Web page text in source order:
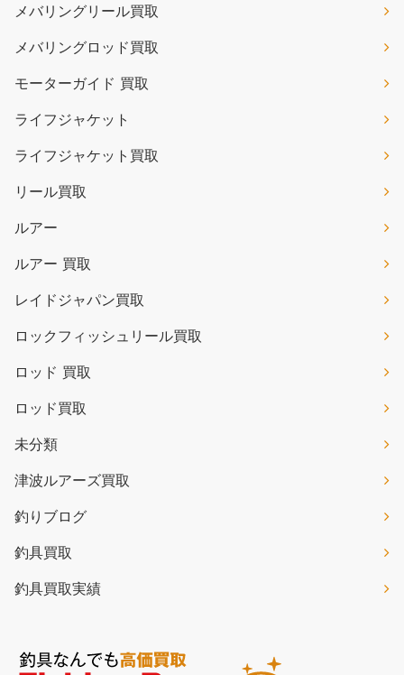
メバリングリール買取
メバリングロッド買取
モーターガイド 買取
ライフジャケット
ライフジャケット買取
リール買取
ルアー
ルアー 買取
レイドジャパン買取
ロックフィッシュリール買取
ロッド 買取
ロッド買取
未分類
津波ルアーズ買取
釣りブログ
釣具買取
釣具買取実績